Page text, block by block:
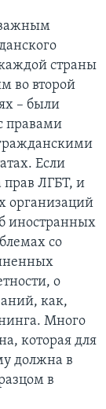
важным
страны
во второй
– были
правами
Если
прав ЛГБТ, и
организаций
иностранных
со
о
как,
Много
которая для
должна в
в